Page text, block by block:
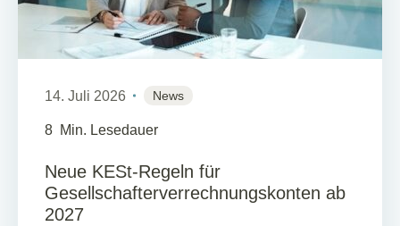
14. Juli 2026 News
8 Min. Lesedauer
Neue KESt-Regeln für
Gesellschafterverrechnungskonten ab
2027